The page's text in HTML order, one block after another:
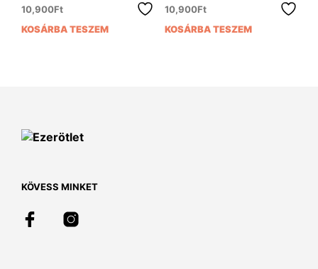
10,900Ft
KOSÁRBA TESZEM
10,900Ft
KOSÁRBA TESZEM
KÖVESS MINKET